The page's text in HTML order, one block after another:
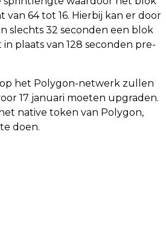
64 tot 16. Hierbij kan er door
slechts 32 seconden een blok
plaats van 128 seconden pre-
het Polygon-netwerk zullen
17 januari moeten upgraden.
native token van Polygon,
doen.